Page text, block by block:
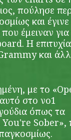
πούλησε
και
έμειναν
Η επιτυχία
και
με το
στο νο1
όπως τα
Sober»,